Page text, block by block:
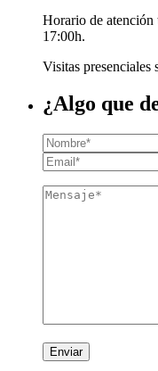
Horario de atención
17:00h.
Visitas
¿Algo que
Enviar